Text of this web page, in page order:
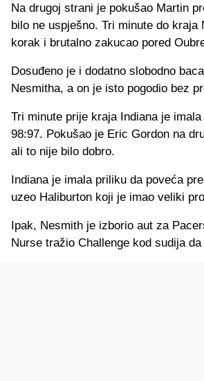
Na drugoj strani je pokušao Martin
bilo ne uspješno. Tri minute do kraja
korak i brutalno zakucao pored
Dosuđeno je i dodatno slobodno
Nesmitha, a on je isto pogodio bez
Tri minute prije kraja Indiana je
98:97. Pokušao je Eric Gordon na
ali to nije bilo dobro.
Indiana je imala priliku da poveća
uzeo Haliburton koji je imao veliki
Ipak, Nesmith je izborio aut za
Nurse tražio Challenge kod sudija